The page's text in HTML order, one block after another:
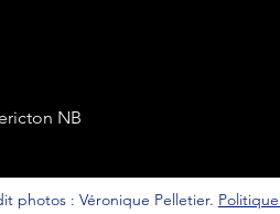
NB
photos : Véronique Pelletier.